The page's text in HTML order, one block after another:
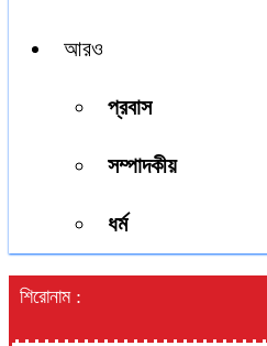
আরও
প্রবাস
সম্পাদকীয়
ধর্ম
শিরোনাম :